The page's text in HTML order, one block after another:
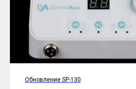
Обновление SP-130